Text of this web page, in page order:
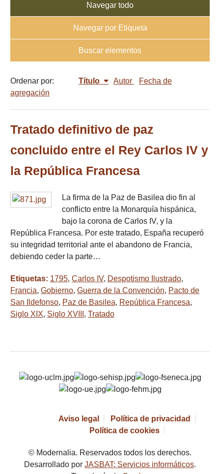
Navegar todo
Navegar por Etiqueta
Buscar elementos
Ordenar por: Título Autor
Fecha de
agregación
Tratado definitivo de paz
concluido entre el Rey Carlos IV y
la República Francesa
La firma de la Paz de Basilea dio fin al
conflicto entre la Monarquía hispánica,
bajo la corona de Carlos IV, y la
República Francesa. Por este tratado, España recuperó
su integridad territorial ante el abandono de Francia,
debiendo ceder la parte…
Etiquetas: 1795, Carlos IV, Despotismo Ilustrado,
Francia, Gobierno, Guerra de la Convención, Pacto de
San Ildefonso, Paz de Basilea, República Francesa,
Siglo XIX, Siglo XVIII , Tratado
Aviso legal
Política de privacidad
Política de cookies
© Modernalia. Reservados todos los derechos.
Desarrollado por JASBAT: Servicios informáticos.